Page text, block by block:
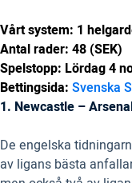
Vårt system: 1
Antal rader: 48 (SEK)
Spelstopp: Lördag 4
Bettingsida: Svenska
1. Newcastle –
De engelska
av ligans bästa